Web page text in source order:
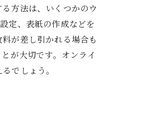
方法は、いくつかのウ
定、表紙の作成などを
が差し引かれる場合も
が大切です。オンライ
でしょう。